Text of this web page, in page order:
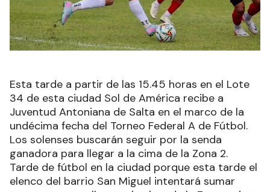
Esta tarde a partir de las 15.45 horas en el Lote
34 de esta ciudad Sol de América recibe a
Juventud Antoniana de Salta en el marco de la
undécima fecha del Torneo Federal A de Fútbol.
Los solenses buscarán seguir por la senda
ganadora para llegar a la cima de la Zona 2.
Tarde de fútbol en la ciudad porque esta tarde el
elenco del barrio San Miguel intentará sumar